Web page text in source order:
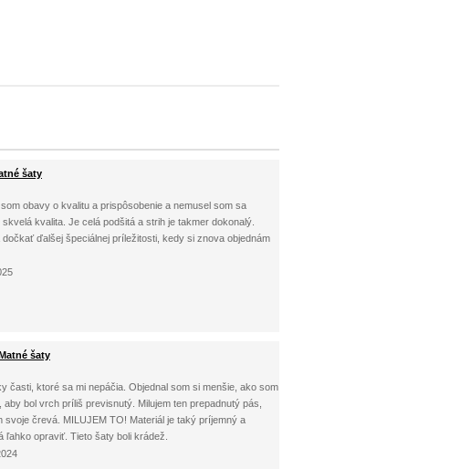
šaty
obavy o kvalitu a prispôsobenie a nemusel som sa
kvalita. Je celá podšitá a strih je takmer dokonalý.
ďalšej špeciálnej príležitosti, kedy si znova objednám
šaty
časti, ktoré sa mi nepáčia. Objednal som si menšie, ako som
bol vrch príliš previsnutý. Milujem ten prepadnutý pás,
črevá. MILUJEM TO! Materiál je taký príjemný a
ľahko opraviť. Tieto šaty boli krádež.